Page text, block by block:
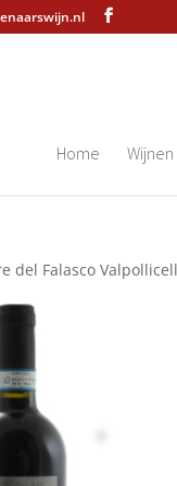
Home Wijnen
del Falasco